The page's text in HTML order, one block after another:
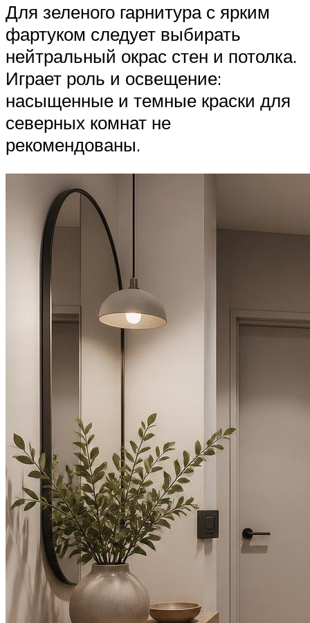
Для зеленого гарнитура с ярким
фартуком следует выбирать
нейтральный окрас стен и потолка.
Играет роль и освещение:
насыщенные и темные краски для
северных комнат не
рекомендованы.